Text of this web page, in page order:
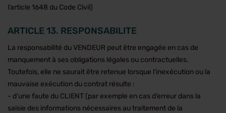
l’article 1648 du Code Civil)
ARTICLE 13. RESPONSABILITE
La responsabilité du VENDEUR peut être engagée en cas de
manquement à ses obligations légales ou contractuelles.
Toutefois, elle ne saurait être retenue lorsque l’inexécution ou la
mauvaise exécution du contrat résulte :
- d’une faute du CLIENT (par exemple en cas d’erreur dans la
saisie des informations nécessaires au traitement de la